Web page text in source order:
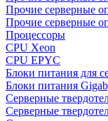
Прочие серверные
Прочие серверные
Процессоры
CPU Xeon
CPU EPYC
Блоки питания для
Блоки питания
Серверные
Cерверные